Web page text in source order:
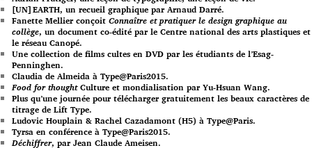
[UN]EARTH, un recueil graphique par Arnaud Darré.
Fanette Mellier conçoit Connaître et pratiquer le design graphique au
collège, un document co-édité par le Centre national des arts plastiques et
le réseau Canopé.
Une collection de films cultes en DVD par les étudiants de l’Esag-
Penninghen.
Claudia de Almeida à Type@Paris2015.
Food for thoughtCulture et mondialisation par Yu-Hsuan Wang.
Plus qu’une journée pour télécharger gratuitement les beaux caractères de
titrage de Lift Type.
Ludovic Houplain & Rachel Cazadamont (H5) à Type@Paris.
Tyrsa en conférence à Type@Paris2015.
Déchiffrer, par Jean Claude Ameisen.